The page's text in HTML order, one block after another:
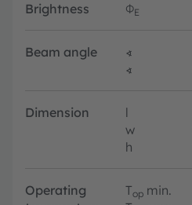
Brightness ΦE
Beam angle ∢
∢
Dimension l
w
h
Operating
Top min.